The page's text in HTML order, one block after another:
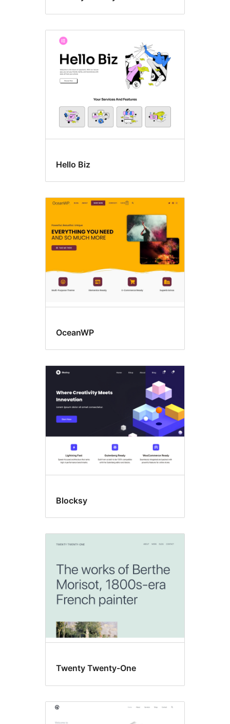
Hello Biz
OceanWP
Blocksy
Twenty Twenty-One